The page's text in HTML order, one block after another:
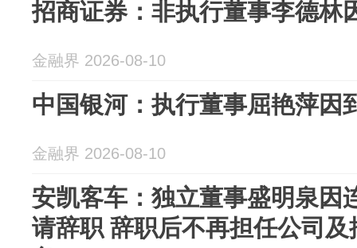
招商证券：非执行董事李德林
金融界 2026-08-10
中国银河：执行董事屈艳萍因
金融界 2026-08-10
安凯客车：独立董事盛明泉因
请辞职 辞职后不再担任公司